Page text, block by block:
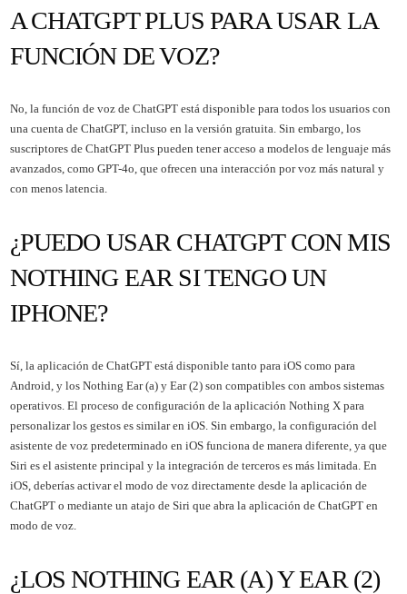
A CHATGPT PLUS PARA USAR LA
FUNCIÓN DE VOZ?
No, la función de voz de ChatGPT está disponible para todos los usuarios con
una cuenta de ChatGPT, incluso en la versión gratuita. Sin embargo, los
suscriptores de ChatGPT Plus pueden tener acceso a modelos de lenguaje más
avanzados, como GPT-4o, que ofrecen una interacción por voz más natural y
con menos latencia.
¿PUEDO USAR CHATGPT CON MIS
NOTHING EAR SI TENGO UN
IPHONE?
Sí, la aplicación de ChatGPT está disponible tanto para iOS como para
Android, y los Nothing Ear (a) y Ear (2) son compatibles con ambos sistemas
operativos. El proceso de configuración de la aplicación Nothing X para
personalizar los gestos es similar en iOS. Sin embargo, la configuración del
asistente de voz predeterminado en iOS funciona de manera diferente, ya que
Siri es el asistente principal y la integración de terceros es más limitada. En
iOS, deberías activar el modo de voz directamente desde la aplicación de
ChatGPT o mediante un atajo de Siri que abra la aplicación de ChatGPT en
modo de voz.
¿LOS NOTHING EAR (A) Y EAR (2)